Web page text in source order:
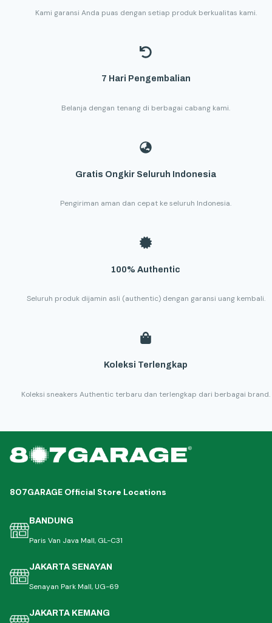
Kami garansi Anda puas dengan setiap produk berkualitas kami.
7 Hari Pengembalian
Belanja dengan tenang di berbagai cabang kami.
Gratis Ongkir Seluruh Indonesia
Pengiriman aman dan cepat ke seluruh Indonesia.
100% Authentic
Seluruh produk dijamin asli (authentic) dengan garansi uang kembali.
Koleksi Terlengkap
Koleksi sneakers Authentic terbaru dan terlengkap dari berbagai brand.
807GARAGE Official Store Locations
BANDUNG
Paris Van Java Mall, GL-C31
JAKARTA SENAYAN
Senayan Park Mall, UG-69
JAKARTA KEMANG